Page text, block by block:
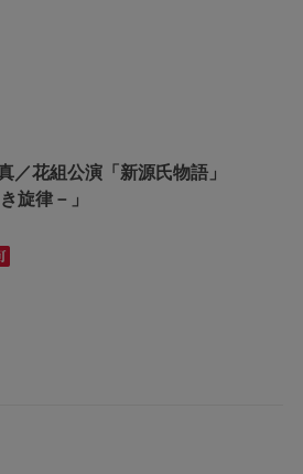
／花組公演「新源氏物語」
旋律－」